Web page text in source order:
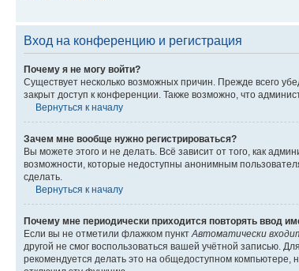
Вход на конференцию и регистрация
Почему я не могу войти?
Существует несколько возможных причин. Прежде всего
закрыт доступ к конференции. Также возможно, что
Вернуться к началу
Зачем мне вообще нужно регистрироваться?
Вы можете этого и не делать. Всё зависит от того, как
возможности, которые недоступны анонимным
сделать.
Вернуться к началу
Почему мне периодически приходится повторять ввод
Если вы не отметили флажком пункт Автоматически
другой не смог воспользоваться вашей учётной записью.
рекомендуется делать это на общедоступном компьютере,